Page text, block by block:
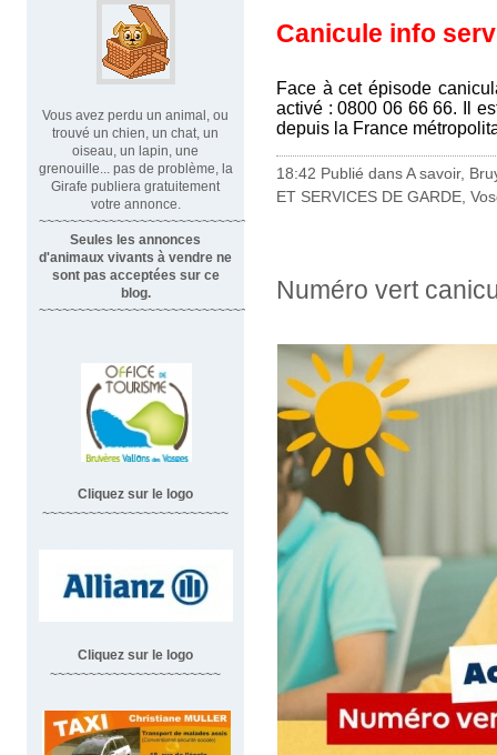
Vous avez perdu un animal, ou
trouvé un chien, un chat, un
oiseau, un lapin, une
grenouille... pas de problème, la
Girafe publiera gratuitement
votre annonce.
~~~~~~~~~~~~~~~~~~~~~~~~~~~~
Seules les annonces
d'animaux vivants à vendre ne
sont pas acceptées sur ce
blog.
~~~~~~~~~~~~~~~~~~~~~~~~~~~~~~
Cliquez sur le logo
~~~~~~~~~~~~~~~~~~~~~~~~
Cliquez sur le logo
~~~~~~~~~~~~~~~~~~~~~~
Canicule info
Face à cet épisode
activé : 0800 06 66 66. Il
depuis la France
18:42 Publié dansA savoir,
ET SERVICES DE GARDE
Numéro vert